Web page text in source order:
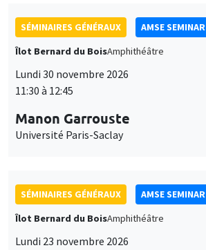
SÉMINAIRES GÉNÉRAUX
AMSE SEMINAR
Îlot Bernard du BoisAmphithéâtre
Lundi 30 novembre 2026
11:30 à 12:45
Manon Garrouste
Université Paris-Saclay
SÉMINAIRES GÉNÉRAUX
AMSE SEMINAR
Îlot Bernard du BoisAmphithéâtre
Lundi 23 novembre 2026